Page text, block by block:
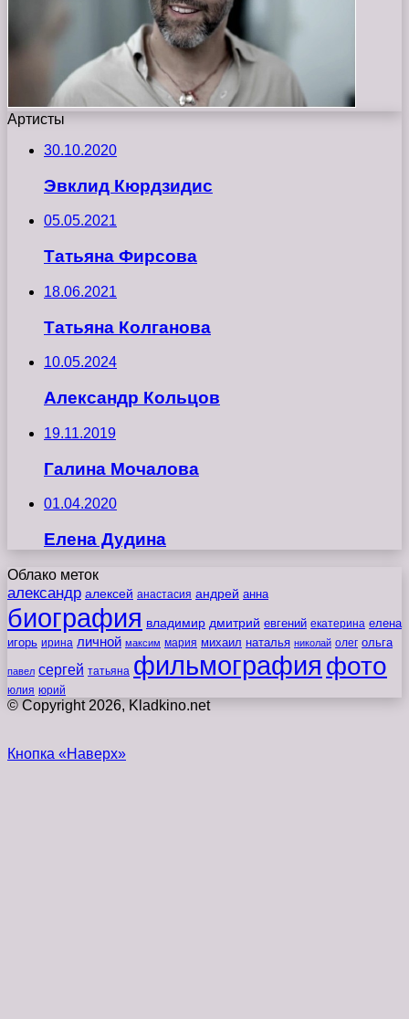
Артисты
30.10.2020
Эвклид Кюрдзидис
05.05.2021
Татьяна Фирсова
18.06.2021
Татьяна Колганова
10.05.2024
Александр Кольцов
19.11.2019
Галина Мочалова
01.04.2020
Елена Дудина
Облако меток
александр алексей анастасия андрей анна
биография владимир дмитрий евгений екатерина елена
игорь ирина личной максим мария михаил наталья николай олег ольга
павел сергей татьяна фильмография фото
юлия юрий
© Copyright 2026, Kladkino.net
Кнопка «Наверх»